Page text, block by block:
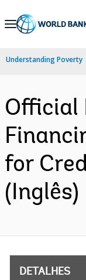
Skip
Navigation
Understanding Poverty
Official
for
(Inglês)
DETALHES